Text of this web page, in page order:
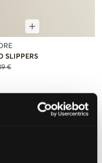
SLIPPERS
€